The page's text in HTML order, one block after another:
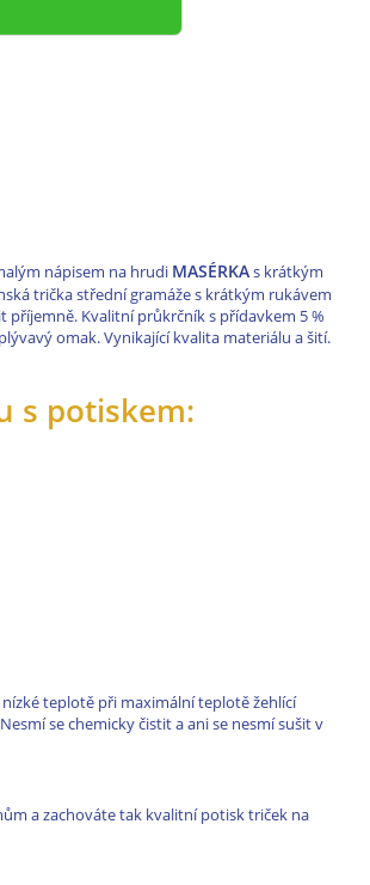
nápisem na hrudi MASÉRKAs krátkým
trička střední gramáže s krátkým rukávem
Kvalitní průkrčník s přídavkem 5 %
omak. Vynikající kvalita materiálu a šití.
s potiskem:
teplotě při maximální teplotě žehlící
se chemicky čistit a ani se nesmí sušit v
a zachováte tak kvalitní potisk triček na